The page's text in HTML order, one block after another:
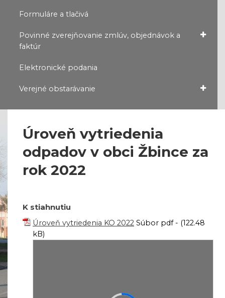
Formuláre a tlačivá
Povinné zverejňovanie zmlúv, objednávok a
faktúr
Elektronické podania
Verejné obstarávanie
Úroveň vytriedenia
odpadov v obci Žbince za
rok 2022
K stiahnutiu
Úroveň vytriedenia KO 2022 Súbor pdf - (122.48
kB)